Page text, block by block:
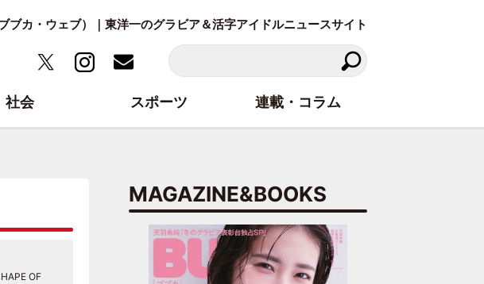
ブカ・ウェブ）｜東洋一のグラビア＆活字アイドルニュースサイト
OF
MAGAZINE&BOOKS
社会 スポーツ 連載・コラム